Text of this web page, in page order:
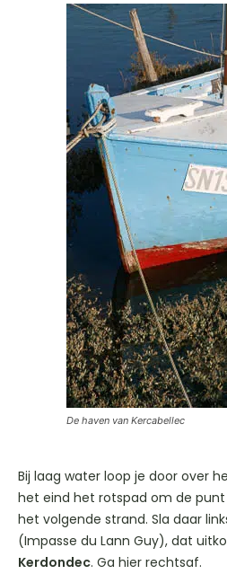
De haven van Kercabellec
Bij laag water loop je door over
het eind het rotspad om de
het volgende strand. Sla daar
(Impasse du Lann Guy), dat
Kerdondec. Ga hier rechtsaf.